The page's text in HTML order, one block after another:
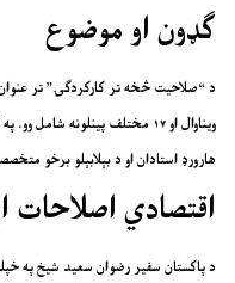
ګډون او موضوع
ویناوال او ۱۷ مختلف پینلونه
هارورډ استادان او د بېلابېلو برخو
اقتصادي اصلاحات
د پاکستان سفیر رضوان سعید شیخ په